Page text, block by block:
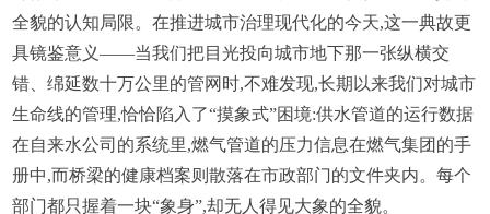
全貌的认知局限。在推进城市治理现代化的今天,这一典故更
具镜鉴意义——当我们把目光投向城市地下那一张纵横交
错、绵延数十万公里的管网时,不难发现,长期以来我们对城市
生命线的管理,恰恰陷入了“摸象式”困境:供水管道的运行数据
在自来水公司的系统里,燃气管道的压力信息在燃气集团的手
册中,而桥梁的健康档案则散落在市政部门的文件夹内。每个
部门都只握着一块“象身”,却无人得见大象的全貌。